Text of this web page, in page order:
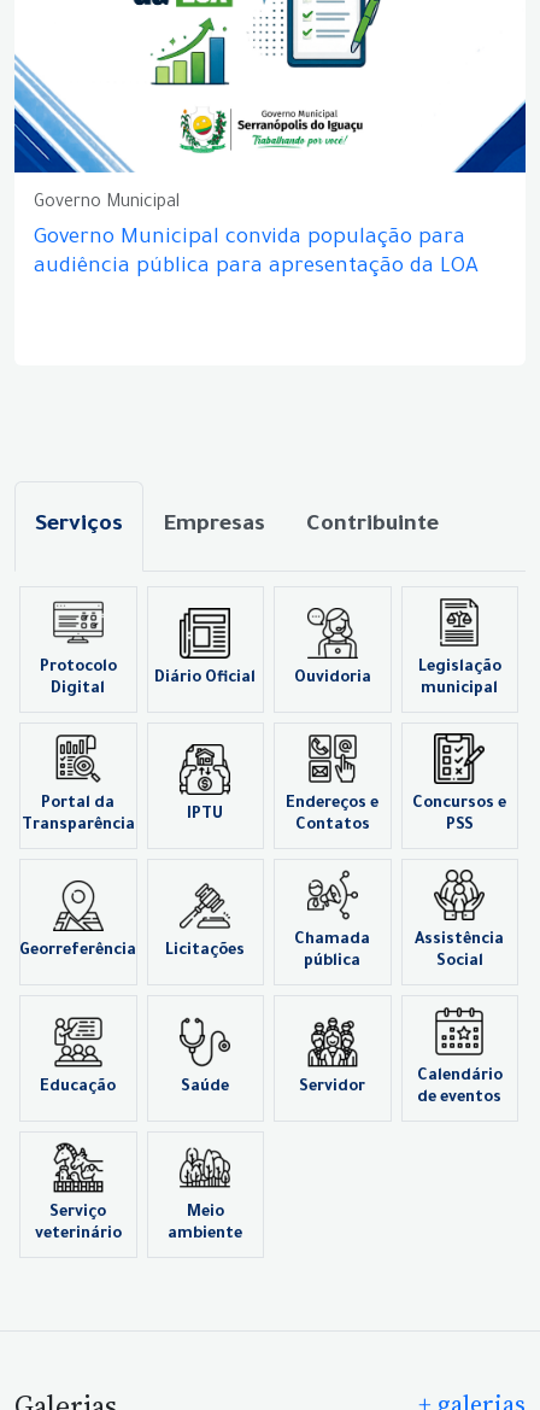
Governo Municipal
Governo Municipal convida população para
audiência pública para apresentação da LOA
Serviços Empresas Contribuinte
Protocolo
Digital
Diário Oficial Ouvidoria
Legislação
municipal
Portal da
Transparência
IPTU
Endereços e
Contatos
Concursos e
PSS
Georreferência Licitações
Chamada
pública
Assistência
Social
Educação Saúde Servidor
Calendário
de eventos
Serviço
veterinário
Meio
ambiente